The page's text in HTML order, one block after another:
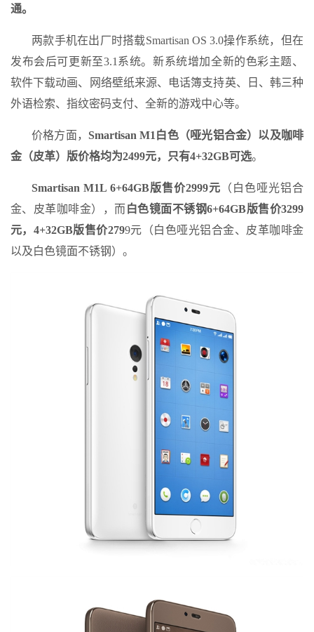
通。
两款手机在出厂时搭载Smartisan OS 3.0操作系统，但在
发布会后可更新至3.1系统。新系统增加全新的色彩主题、
软件下载动画、网络壁纸来源、电话簿支持英、日、韩三种
外语检索、指纹密码支付、全新的游戏中心等。
价格方面，Smartisan M1白色（哑光铝合金）以及咖啡
金（皮革）版价格均为2499元，只有4+32GB可选。
Smartisan M1L 6+64GB版售价2999元 （白色哑光铝合
金、皮革咖啡金），而 白色镜面不锈钢6+64GB版售价3299
元，4+32GB版售价2799元（白色哑光铝合金、皮革咖啡金
以及白色镜面不锈钢）。